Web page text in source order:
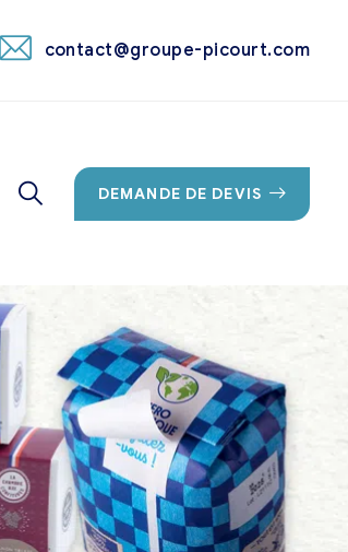
contact@groupe-picourt.com
DEMANDE DE DEVIS